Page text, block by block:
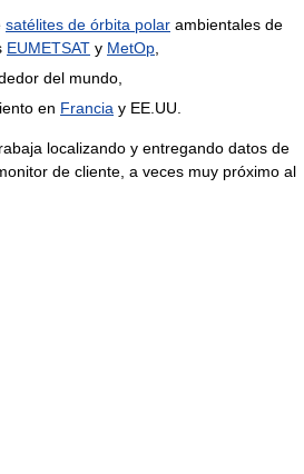
satélites de órbita polar ambientales de
EUMETSAT y MetOp
del mundo,
en Francia y EE.UU.
localizando y entregando datos de
de cliente, a veces muy próximo al